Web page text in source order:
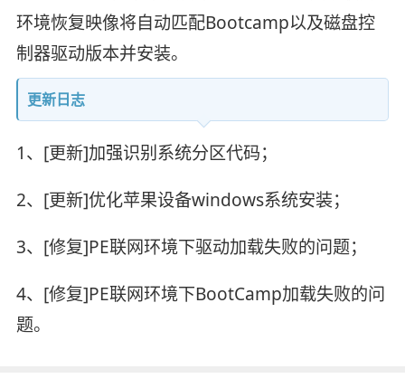
环境恢复映像将自动匹配Bootcamp以及磁盘控
制器驱动版本并安装。
更新日志
1、[更新]加强识别系统分区代码；
2、[更新]优化苹果设备windows系统安装；
3、[修复]PE联网环境下驱动加载失败的问题；
4、[修复]PE联网环境下BootCamp加载失败的问
题。